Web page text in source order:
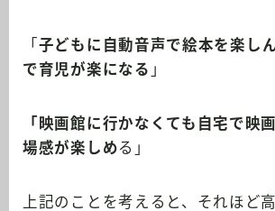
「 子どもに自動音声で絵本を楽し
で育児が楽になる 」
「映画館に行かなくても自宅で映
場感が楽しめる」
上記のことを考えると、それほど